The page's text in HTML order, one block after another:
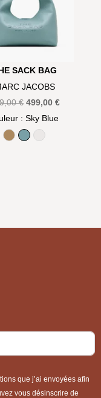
SACK BAG
JACOBS
€ Le
prix
initial
499,00€Le
: Sky Blue
Oil
CamelSky Blue
White
que j’ai envoyées afin
vous désinscrire de